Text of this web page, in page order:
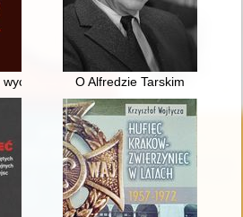
wychodźstwa z terenu powiatu
O Alfredzie Tarskim